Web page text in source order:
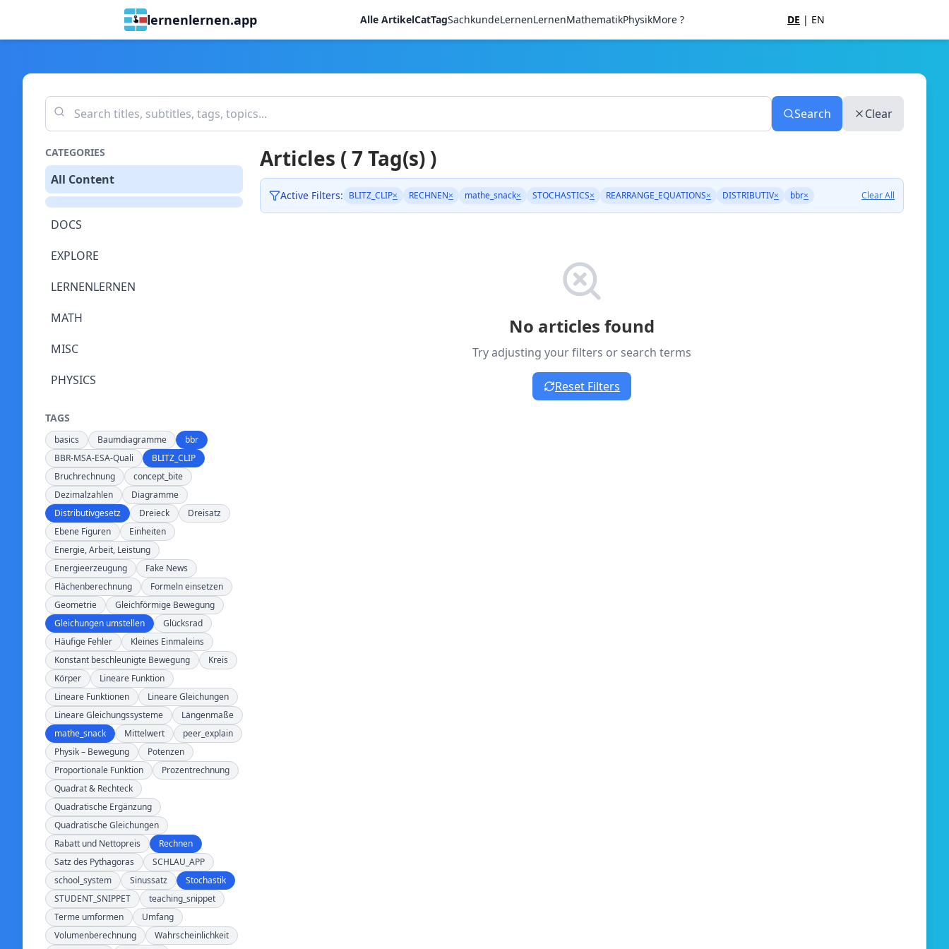
lernenlernen.app Alle ArtikelCatTagSachkundeLernenLernenMathematikPhysikMore ? DE | EN
Search Clear
CATEGORIES
All Content
DOCS
EXPLORE
LERNENLERNEN
MATH
MISC
PHYSICS
TAGS
basics Baumdiagramme
bbr
BBR-MSA-ESA-Quali
BLITZ_CLIP
Bruchrechnung
concept_bite
Dezimalzahlen
Diagramme
Distributivgesetz
Dreieck
Dreisatz
Ebene Figuren
Einheiten
Energie, Arbeit, Leistung
Energieerzeugung
Fake News
Flächenberechnung
Formeln einsetzen
Geometrie
Gleichförmige Bewegung
Gleichungen umstellen
Glücksrad
Häufige Fehler
Kleines Einmaleins
Konstant beschleunigte Bewegung
Kreis
Körper
Lineare Funktion
Lineare Funktionen
Lineare Gleichungen
Lineare Gleichungssysteme
Längenmaße
mathe_snack
Mittelwert
peer_explain
Physik – Bewegung
Potenzen
Proportionale Funktion
Prozentrechnung
Quadrat & Rechteck
Quadratische Ergänzung
Quadratische Gleichungen
Rabatt und Nettopreis
Rechnen
Satz des Pythagoras
SCHLAU_APP
school_system
Sinussatz
Stochastik
STUDENT_SNIPPET
teaching_snippet
Terme umformen
Umfang
Volumenberechnung
Wahrscheinlichkeit
Articles ( 7 Tag(s) )
Active Filters: BLITZ_CLIP× RECHNEN× mathe_snack× STOCHASTICS× REARRANGE_EQUATIONS× DISTRIBUTIV× bbr× Clear All
No articles found
Try adjusting your filters or search terms
Reset Filters